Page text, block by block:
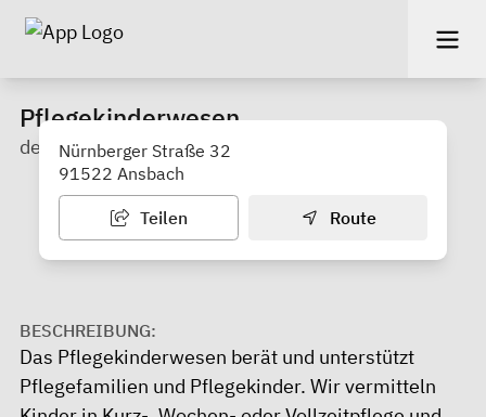
Pflegekinderwesen
der Stadt Ansbach
Nürnberger Straße 32
91522 Ansbach
Teilen Route
BESCHREIBUNG:
Das Pflegekinderwesen berät und unterstützt
Pflegefamilien und Pflegekinder. Wir vermitteln